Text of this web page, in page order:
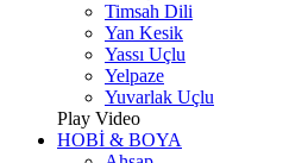
Timsah Dili
Yan Kesik
Yassı Uçlu
Yelpaze
Yuvarlak Uçlu
Play Video
HOBİ & BOYA